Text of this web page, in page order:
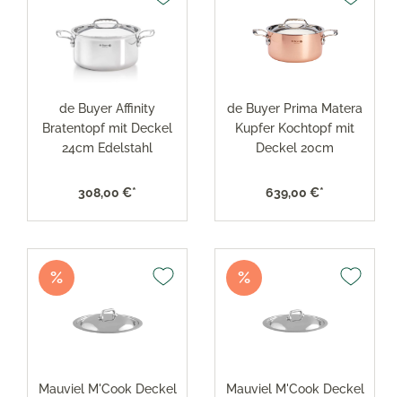
de Buyer Affinity
Bratentopf mit Deckel
24cm Edelstahl
308,00 €*
de Buyer Prima Matera
Kupfer Kochtopf mit
Deckel 20cm
639,00 €*
%
Mauviel M'Cook Deckel
%
Mauviel M'Cook Deckel